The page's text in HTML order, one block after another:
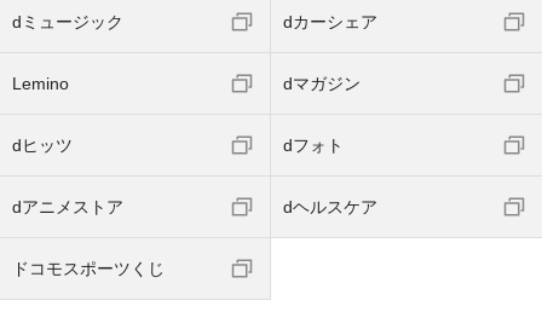
dミュージック dカーシェア
Lemino dマガジン
dヒッツ dフォト
dアニメストア dヘルスケア
ドコモスポーツくじ